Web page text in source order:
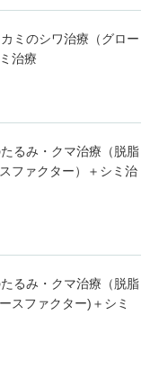
ミのシワ治療（グロー
治療
るみ・クマ治療（脱脂
ファクター）＋シミ治
るみ・クマ治療（脱脂
スファクター)＋シミ